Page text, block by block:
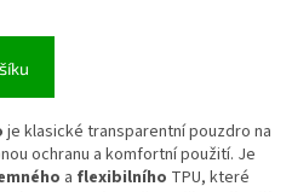
je klasické transparentní pouzdro na
ochranu a komfortní použití. Je
a flexibilního TPU, které